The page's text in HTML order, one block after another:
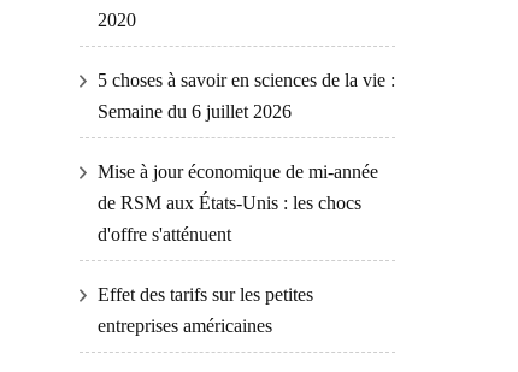
2020
5 choses à savoir en sciences de la vie :
Semaine du 6 juillet 2026
Mise à jour économique de mi-année
de RSM aux États-Unis : les chocs
d'offre s'atténuent
Effet des tarifs sur les petites
entreprises américaines